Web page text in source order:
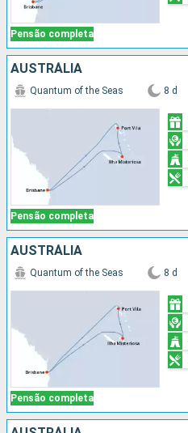
Pensão completa
AUSTRÁLIA
Pensão completa
Quantum of the Seas 8 d
AUSTRÁLIA
Pensão completa
Quantum of the Seas 8 d